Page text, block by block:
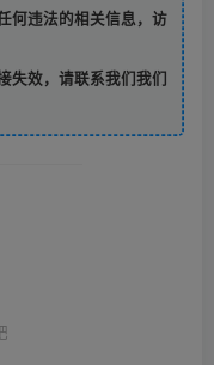
何违法的相关信息，访
失效，请联系我们我们